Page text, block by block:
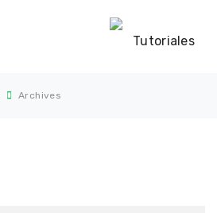
Archives